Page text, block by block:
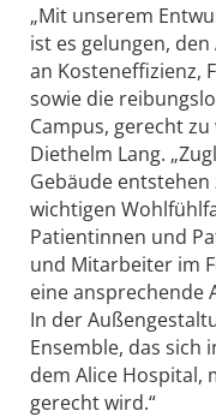
„Mit unserem
ist es gelungen,
an Kosteneffizienz,
sowie die
Campus, gerecht
Diethelm Lang.
Gebäude entstehen
wichtigen
Patientinnen und
und Mitarbeiter im
eine ansprechende
In der
Ensemble, das sich
dem Alice Hospital,
gerecht wird.“